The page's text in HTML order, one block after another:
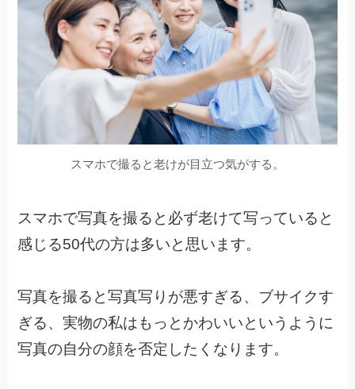
スマホで撮ると老けが目立つ気がする。
スマホで写真を撮ると必ず老けて写っていると
感じる50代の方は多いと思います。
写真を撮ると写真写りが悪すぎる、ブサイクす
ぎる、実物の私はもっとかわいいというように
写真の自分の顔を否定したくなります。